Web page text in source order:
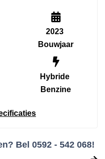
2023
Bouwjaar
Hybride
Benzine
Bel 0592 - 542 068!